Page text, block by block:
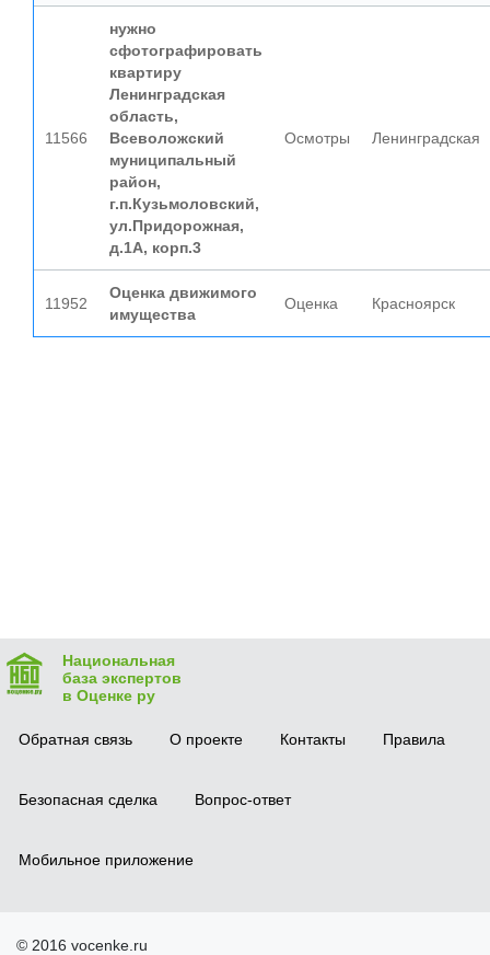
11566
нужно
сфотографировать
квартиру
Ленинградская
область,
Всеволожский
муниципальный
район,
г.п.Кузьмоловский,
ул.Придорожная,
д.1А, корп.3
Осмотры Ленинградская
11952
Оценка движимого
имущества
Оценка Красноярск
Национальная
база экспертов
в Оценке ру
Обратная связь О проекте Контакты Правила
Безопасная сделка Вопрос-ответ
Мобильное приложение
© 2016 vocenke.ru